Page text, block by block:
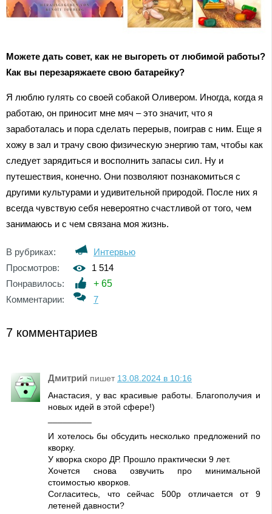
Можете дать совет, как не выгореть от любимой работы?
Как вы перезаряжаете свою батарейку?
Я люблю гулять со своей собакой Оливером. Иногда, когда я
работаю, он приносит мне мяч – это значит, что я
заработалась и пора сделать перерыв, поиграв с ним. Еще я
хожу в зал и трачу свою физическую энергию там, чтобы как
следует зарядиться и восполнить запасы сил. Ну и
путешествия, конечно. Они позволяют познакомиться с
другими культурами и удивительной природой. После них я
всегда чувствую себя невероятно счастливой от того, чем
занимаюсь и с чем связана моя жизнь.
В рубриках:
Интервью
Просмотров:
1 514
Понравилось:
+ 65
Комментарии:
7
7 комментариев
Дмитрий пишет 13.08.2024 в 10:16
Анастасия, у вас красивые работы. Благополучия и
новых идей в этой сфере!)
И хотелось бы обсудить несколько предложений по
кворку.
У кворка скоро ДР. Прошло практически 9 лет.
Хочется снова озвучить про минимальной
стоимостью кворков.
Согласитесь, что сейчас 500р отличается от 9
летеней давности?